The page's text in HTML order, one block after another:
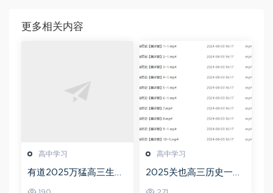
更多相关内容
高中学习
有道2025万猛高三生物
高中学习
2025关也高三历史一轮